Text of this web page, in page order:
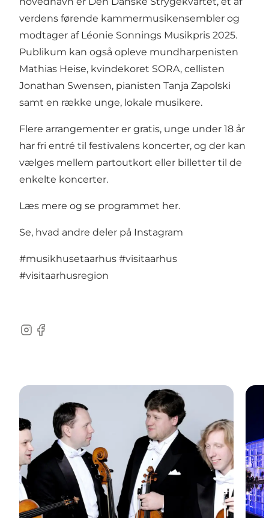
verdens førende kammermusikensembler og
modtager af Léonie Sonnings Musikpris 2025.
Publikum kan også opleve mundharpenisten
Mathias Heise, kvindekoret SORA, cellisten
Jonathan Swensen, pianisten Tanja Zapolski
samt en række unge, lokale musikere.
Flere arrangementer er gratis, unge under 18 år
har fri entré til festivalens koncerter, og der kan
vælges mellem partoutkort eller billetter til de
enkelte koncerter.
Læs mere og se programmet her.
Se, hvad andre deler på Instagram
#musikhusetaarhus #visitaarhus
#visitaarhusregion
Instagram
Facebook